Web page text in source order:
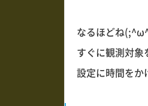
なるほどね
すぐに観測対
設定に時間をか